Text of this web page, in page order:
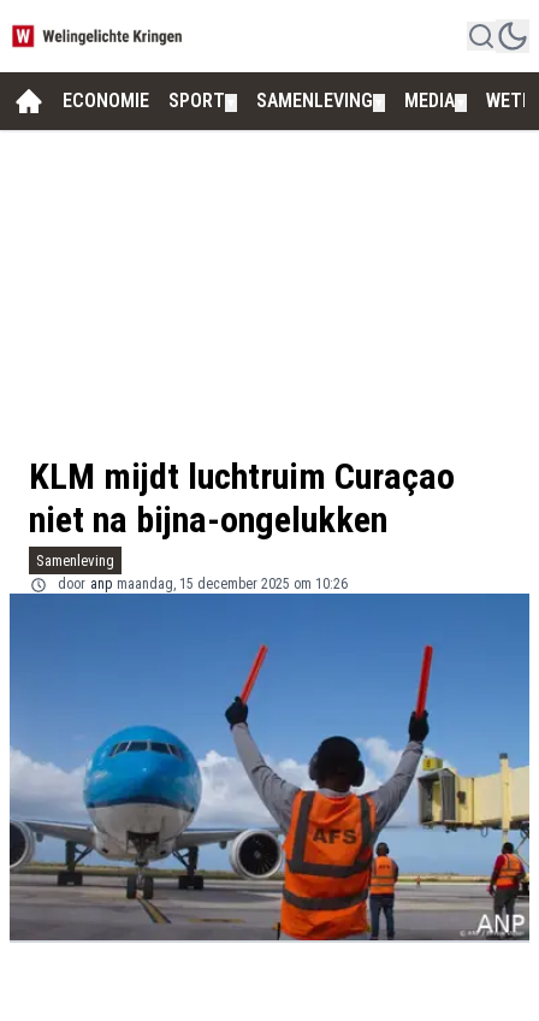
ECONOMIE SPORT SAMENLEVING MEDIA
KLM mijdt luchtruim Curaçao
niet na bijna-ongelukken
Samenleving
door anp maandag, 15 december 2025 om 10:26